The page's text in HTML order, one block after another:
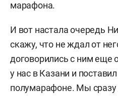
марафона.
И вот настала очередь
скажу, что не ждал от
договорились с ним еще
у нас в Казани и
полумарафоне. Мы сразу